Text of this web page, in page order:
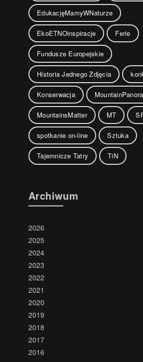
EdukacjęMamyWNaturze
EkoETNOinspiracje Ferie
Fundusze Europejskie
Historia Jednego Zdjęcia
Konserwacja
MountainsMatter MT
spotkanie on-line Sztuka
Tajemnicze Tatry TiN
Archiwum
2026
2025
2024
2023
2022
2021
2020
2019
2018
2017
2016